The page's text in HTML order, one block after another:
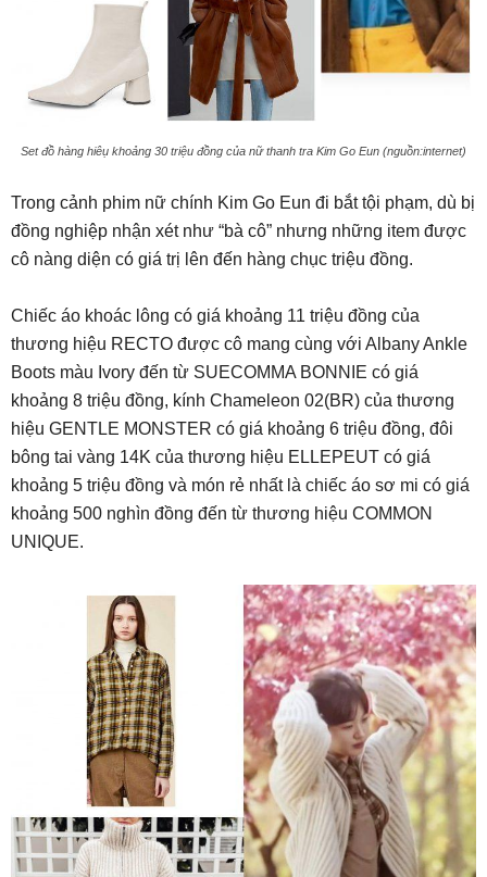
Set đồ hàng hiêụ khoảng 30 triệu đồng của nữ thanh tra Kim Go Eun (nguồn:internet)
Trong cảnh phim nữ chính Kim Go Eun đi bắt tội phạm, dù bị
đồng nghiệp nhận xét như “bà cô” nhưng những item được
cô nàng diện có giá trị lên đến hàng chục triệu đồng.
Chiếc áo khoác lông có giá khoảng 11 triệu đồng của
thương hiệu RECTO được cô mang cùng với Albany Ankle
Boots màu Ivory đến từ SUECOMMA BONNIE có giá
khoảng 8 triệu đồng, kính Chameleon 02(BR) của thương
hiệu GENTLE MONSTER có giá khoảng 6 triệu đồng, đôi
bông tai vàng 14K của thương hiệu ELLEPEUT có giá
khoảng 5 triệu đồng và món rẻ nhất là chiếc áo sơ mi có giá
khoảng 500 nghìn đồng đến từ thương hiệu COMMON
UNIQUE.